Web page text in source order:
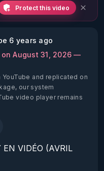
Protect this video
6 years ago
August 31, 2026 —
and replicated on
our system
video player remains
EN VIDÉO (AVRIL